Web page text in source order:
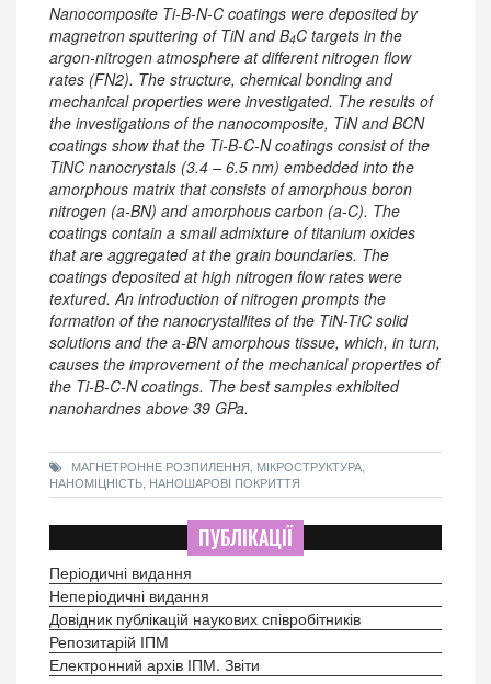
Nanocomposite Ti-B-N-C coatings were deposited by
magnetron sputtering of TiN and B4C targets in the
argon-nitrogen atmosphere at different nitrogen flow
rates (FN2). The structure, chemical bonding and
mechanical properties were investigated. The results of
the investigations of the nanocomposite, TiN and BCN
coatings show that the Ti-B-C-N coatings consist of the
TiNC nanocrystals (3.4 – 6.5 nm) embedded into the
amorphous matrix that consists of amorphous boron
nitrogen (a-BN) and amorphous carbon (a-C). The
coatings contain a small admixture of titanium oxides
that are aggregated at the grain boundaries. The
coatings deposited at high nitrogen flow rates were
textured. An introduction of nitrogen prompts the
formation of the nanocrystallites of the TiN-TiC solid
solutions and the a-BN amorphous tissue, which, in turn,
causes the improvement of the mechanical properties of
the Ti-B-C-N coatings. The best samples exhibited
nanohardnes above 39 GPa.
МАГНЕТРОННЕ РОЗПИЛЕННЯ, МІКРОСТРУКТУРА,
НАНОМІЦНІСТЬ, НАНОШАРОВІ ПОКРИТТЯ
ПУБЛІКАЦІЇ
Періодичні видання
Неперіодичні видання
Довідник публікацій наукових співробітників
Репозитарій ІПМ
Електронний архів ІПМ. Звіти